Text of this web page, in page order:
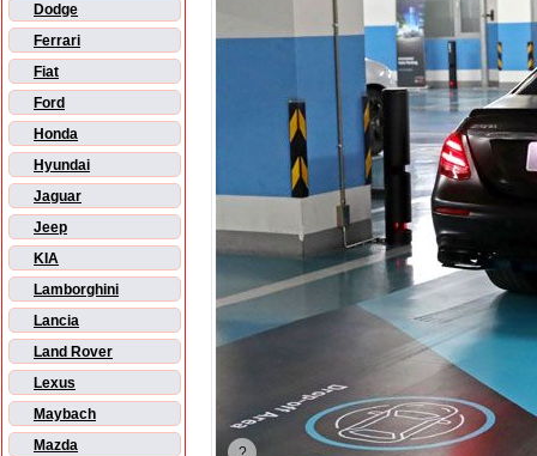
Dodge
Ferrari
Fiat
Ford
Honda
Hyundai
Jaguar
Jeep
KIA
Lamborghini
Lancia
Land Rover
Lexus
Maybach
Mazda